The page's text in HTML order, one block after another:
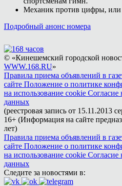
Механик против цифры, или
Подробный анонс номера
© «Кинешемский городской
WWW.168.RU»
Правила приема объявлений в
сайте Положение о политике
на использование cookie Согласие
данных
(реестровая запись от
16+ (Информация на сайте
лет)
Правила приема объявлений в
сайте Положение о политике
на использование cookie Согласие
данных
Следите за новостями в: